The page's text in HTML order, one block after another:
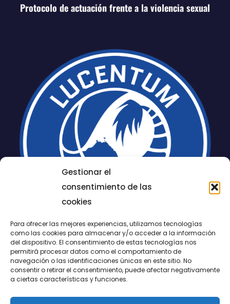
Gestionar el
consentimiento de las
cookies
Para ofrecer las mejores experiencias, utilizamos tecnologías
como las cookies para almacenar y/o acceder a la información
del dispositivo. El consentimiento de estas tecnologías nos
permitirá procesar datos como el comportamiento de
navegación o las identificaciones únicas en este sitio. No
consentir o retirar el consentimiento, puede afectar negativamente
a ciertas características y funciones.
Protocolo de actuación frente a la violencia sexual
LUCENTUM
ALICANTE